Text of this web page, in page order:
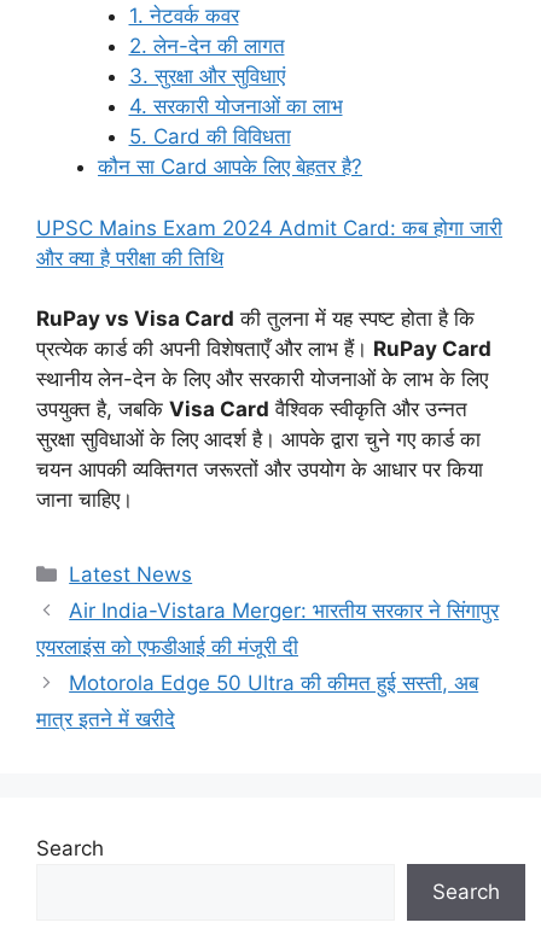
1. नेटवर्क कवर
2. लेन-देन की लागत
3. सुरक्षा और सुविधाएं
4. सरकारी योजनाओं का लाभ
5. Card की विविधता
कौन सा Card आपके लिए बेहतर है?
UPSC Mains Exam 2024 Admit Card: कब होगा जारी
और क्या है परीक्षा की तिथि
RuPay vs Visa Card की तुलना में यह स्पष्ट होता है कि
प्रत्येक कार्ड की अपनी विशेषताएँ और लाभ हैं। RuPay Card
स्थानीय लेन-देन के लिए और सरकारी योजनाओं के लाभ के लिए
उपयुक्त है, जबकि Visa Card वैश्विक स्वीकृति और उन्नत
सुरक्षा सुविधाओं के लिए आदर्श है। आपके द्वारा चुने गए कार्ड का
चयन आपकी व्यक्तिगत जरूरतों और उपयोग के आधार पर किया
जाना चाहिए।
Categories
Latest News
Air India-Vistara Merger: भारतीय सरकार ने सिंगापुर
एयरलाइंस को एफडीआई की मंजूरी दी
Motorola Edge 50 Ultra की कीमत हुई सस्ती, अब
मात्र इतने में खरीदे
Search
Search